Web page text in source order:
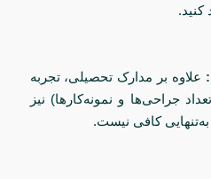
کنید.
علاوه بر مدارک تحصیلی، تجربه
جراحی‌ها و نمونه‌کارها) نیز
کافی نیست.